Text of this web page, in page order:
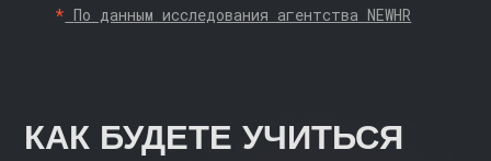
Знание базовых разделов
ПРАКТИЧЕСКИЕ НАВЫКИНЕ
ТРЕБУЮТСЯ